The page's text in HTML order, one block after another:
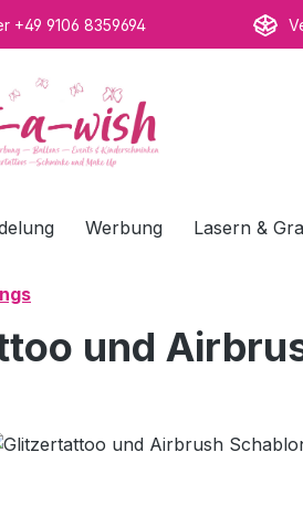
springen
+49 9106 8359694
Werbung Lasern &
und